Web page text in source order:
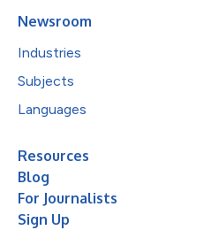
Newsroom
Industries
Subjects
Languages
Resources
Blog
For Journalists
Sign Up